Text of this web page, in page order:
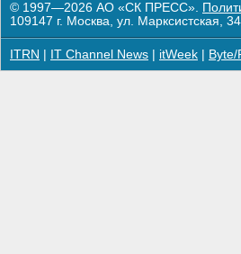
© 1997—2026 АО «СК ПРЕСС».
109147 г. Москва, ул. Марксистская,
ITRN IT Channel News itWeek Byte/